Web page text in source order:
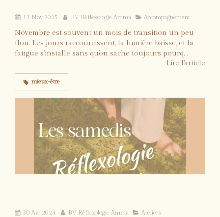
13 Nov 2025 BV Réflexologie Amma Accompagnement
Novembre est souvent un mois de transition un peu
flou. Les jours raccourcissent, la lumière baisse, et la
fatigue s’installe sans qu’on sache toujours pourq...
Lire l'article
mieux-être
30 Avr 2024 BV Réflexologie Amma Ateliers